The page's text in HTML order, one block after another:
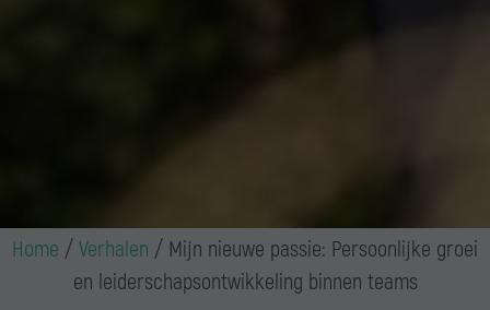
Home / Verhalen / Mijn nieuwe passie: Persoonlijke groei
en leiderschapsontwikkeling binnen teams